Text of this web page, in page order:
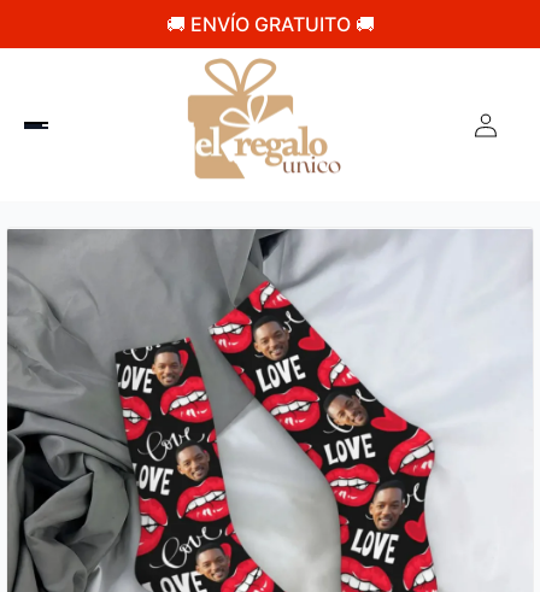
🚚 ENVÍO GRATUITO 🚚